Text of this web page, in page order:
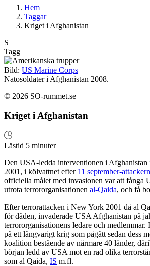
Hem
Taggar
Kriget i Afghanistan
S
Tagg
Bild: US Marine Corps
Natosoldater i Afghanistan 2008.
© 2026 SO-rummet.se
Kriget i Afghanistan
Lästid 5 minuter
Den USA-ledda interventionen i Afghanistan
2001, i kölvattnet efter 11 september-
officiella målet med invasionen var att fånga
utrota terrororganisationen al-Qaida, och få
Efter terrorattacken i New York 2001 då al
för dåden, invaderade USA Afghanistan på
terrororganisationens ledare och
på ett långvarigt krig som pågått sedan dess
koalition bestående av närmare 40 länder,
början ledd av USA mot en rad olika
som al Qaida, IS m.fl.